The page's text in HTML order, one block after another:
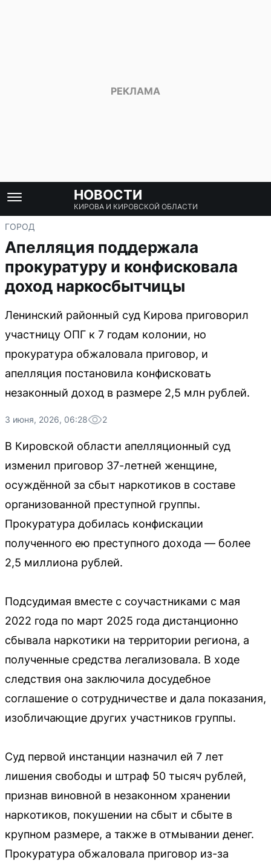
НОВОСТИ
КИРОВА И КИРОВСКОЙ ОБЛАСТИ
ГОРОД
Апелляция поддержала
прокуратуру и конфисковала
доход наркосбытчицы
Ленинский районный суд Кирова приговорил
участницу ОПГ к 7 годам колонии, но
прокуратура обжаловала приговор, и
апелляция постановила конфисковать
незаконный доход в размере 2,5 млн рублей.
3 июня, 2026, 06:28 2
В Кировской области апелляционный суд
изменил приговор 37-летней женщине,
осуждённой за сбыт наркотиков в составе
организованной преступной группы.
Прокуратура добилась конфискации
полученного ею преступного дохода — более
2,5 миллиона рублей.
Подсудимая вместе с соучастниками с мая
2022 года по март 2025 года дистанционно
сбывала наркотики на территории региона, а
полученные средства легализовала. В ходе
следствия она заключила досудебное
соглашение о сотрудничестве и дала показания,
изобличающие других участников группы.
Суд первой инстанции назначил ей 7 лет
лишения свободы и штраф 50 тысяч рублей,
признав виновной в незаконном хранении
наркотиков, покушении на сбыт и сбыте в
крупном размере, а также в отмывании денег.
Прокуратура обжаловала приговор из-за